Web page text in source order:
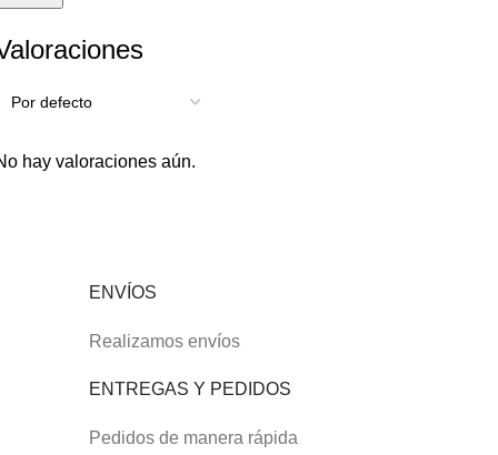
hay valoraciones aún.
ENVÍOS
Realizamos envíos
ENTREGAS Y PEDIDOS
Pedidos de manera rápida